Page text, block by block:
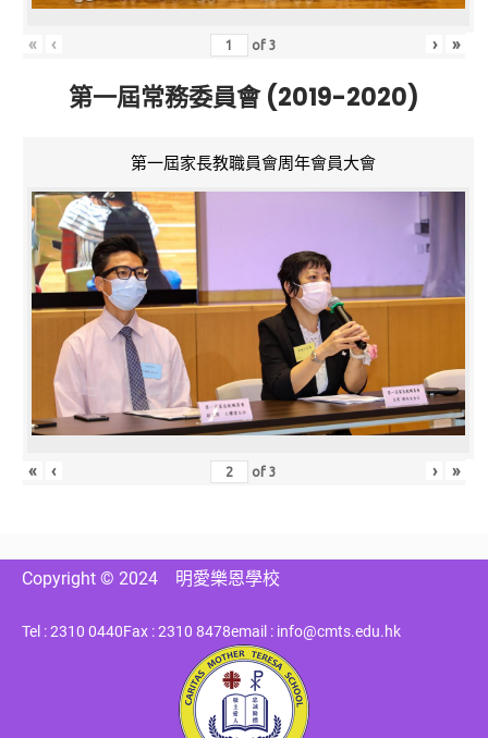
« ‹ of3 › »
第一屆常務委員會 (2019-2020)
第一屆家長教職員會周年會員大會
« ‹ of3 › »
Copyright © 2024 明愛樂恩學校
Tel : 2310 0440Fax : 2310 8478email : info@cmts.edu.hk